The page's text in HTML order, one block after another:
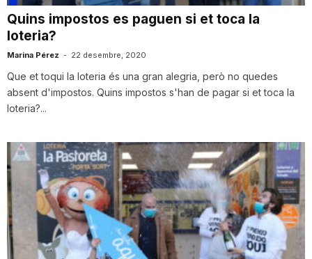
u
t
a
t
e
Quins impostos es paguen si et toca la
loteria?
Marina Pérez - 22 desembre, 2020
Que et toqui la loteria és una gran alegria, però no quedes
absent d'impostos. Quins impostos s'han de pagar si et toca la
loteria?...